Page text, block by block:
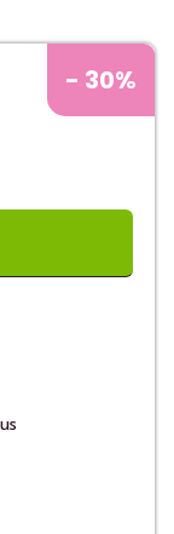
- 30%